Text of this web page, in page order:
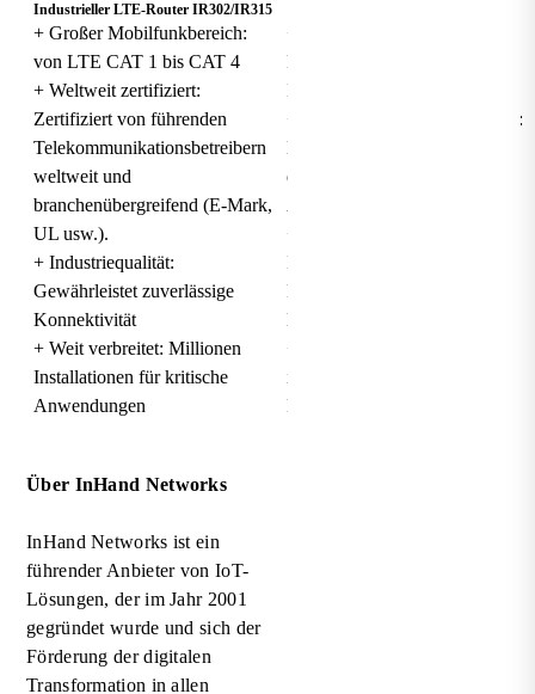
Industrieller LTE-Router IR302/IR315
+ Großer Mobilfunkbereich:
von LTE CAT 1 bis CAT 4
+ Weltweit zertifiziert:
Zertifiziert von führenden
Telekommunikationsbetreibern
weltweit und
branchenübergreifend (E-Mark,
UL usw.).
+ Industriequalität:
Gewährleistet zuverlässige
Konnektivität
+ Weit verbreitet: Millionen
Installationen für kritische
Anwendungen
+ Unterstützung mehrerer
Protokolle: Unterstützt über 80
Industrieprotokolle
+ Vereinfachte Datenerfassung:
Einfache Konfiguration mit
dem DeviceSupervisor-
+ Cloud-fähig: Einfache
Integration mit der Cloud-
Plattform des Kunden über
MQTTS
+ Vollständiger Satz
industrieller Schnittstellen:
RS232/RS485, IO, GPS usw.
Über InHand Networks
InHand Networks ist ein
führender Anbieter von IoT-
Lösungen, der im Jahr 2001
gegründet wurde und sich der
Förderung der digitalen
Transformation in allen